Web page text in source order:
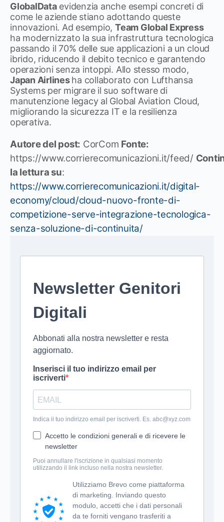
GlobalDataevidenzia anche esempi concreti di
come le aziende stiano adottando queste
innovazioni. Ad esempio, Team Global Express
ha modernizzato la sua infrastruttura tecnologica
passando il 70% delle sue applicazioni a un cloud
ibrido, riducendo il debito tecnico e garantendo
operazioni senza intoppi. Allo stesso modo,
Japan Airlinesha collaborato con Lufthansa
Systems per migrare il suo software di
manutenzione legacy al Global Aviation Cloud,
migliorando la sicurezza IT e la resilienza
operativa.
Autore del post: CorCom Fonte:
https://www.corrierecomunicazioni.it/feed/
la lettura su:
https://www.corrierecomunicazioni.it/digital-
economy/cloud/cloud-nuovo-fronte-di-
competizione-serve-integrazione-tecnologica-
senza-soluzione-di-continuita/